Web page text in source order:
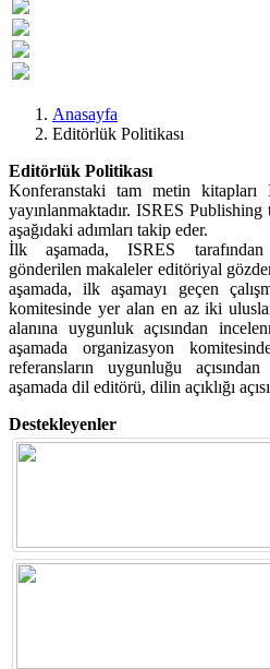
Anasayfa
Editörlük Politikası
Editörlük Politikası
Konferanstaki tam metin kitapları
yayınlanmaktadır. ISRES Publishing
aşağıdaki adımları takip eder.
İlk aşamada, ISRES tarafından
gönderilen makaleler editöriyal
aşamada, ilk aşamayı geçen
komitesinde yer alan en az iki
alanına uygunluk açısından
aşamada organizasyon
referansların uygunluğu
aşamada dil editörü, dilin açıklığı
Destekleyenler